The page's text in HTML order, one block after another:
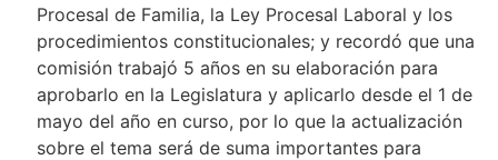
Procesal de Familia, la Ley Procesal Laboral y los
procedimientos constitucionales; y recordó que una
comisión trabajó 5 años en su elaboración para
aprobarlo en la Legislatura y aplicarlo desde el 1 de
mayo del año en curso, por lo que la actualización
sobre el tema será de suma importantes para